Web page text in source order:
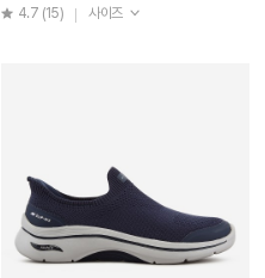
4.7 (15) 사이즈